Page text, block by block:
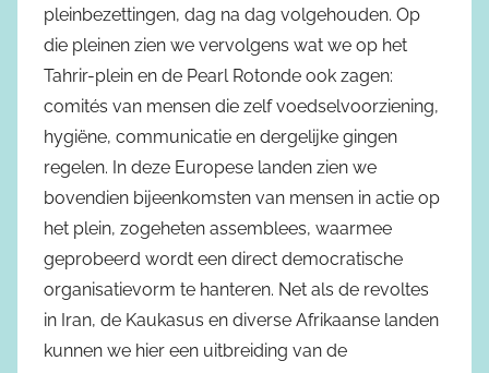
pleinbezettingen, dag na dag volgehouden. Op
die pleinen zien we vervolgens wat we op het
Tahrir-plein en de Pearl Rotonde ook zagen:
comités van mensen die zelf voedselvoorziening,
hygiëne, communicatie en dergelijke gingen
regelen. In deze Europese landen zien we
bovendien bijeenkomsten van mensen in actie op
het plein, zogeheten assemblees, waarmee
geprobeerd wordt een direct democratische
organisatievorm te hanteren. Net als de revoltes
in Iran, de Kaukasus en diverse Afrikaanse landen
kunnen we hier een uitbreiding van de